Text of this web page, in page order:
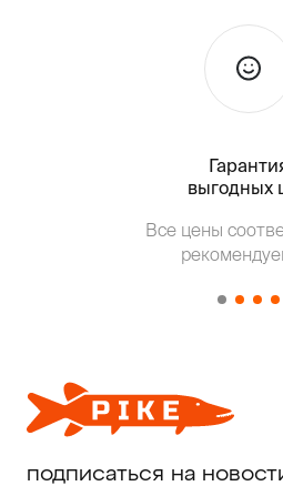
выгодных
Все цены
подписаться на